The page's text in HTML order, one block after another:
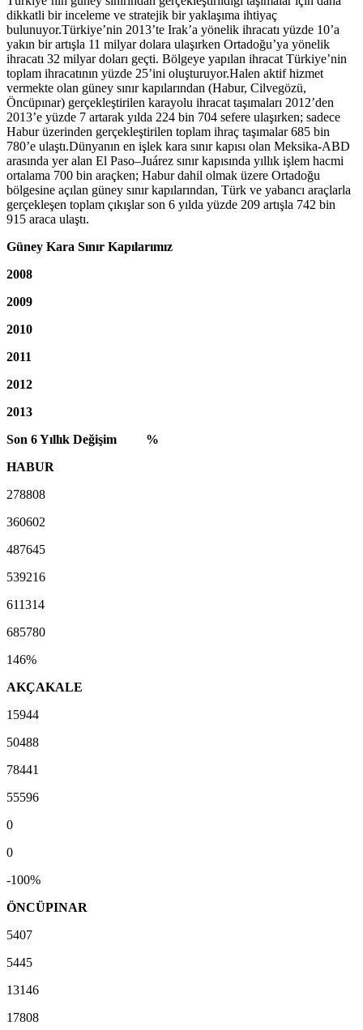
dikkatli bir inceleme ve stratejik bir yaklaşıma ihtiyaç
bulunuyor.Türkiye’nin 2013’te Irak’a yönelik ihracatı yüzde 10’a
yakın bir artışla 11 milyar dolara ulaşırken Ortadoğu’ya yönelik
ihracatı 32 milyar doları geçti. Bölgeye yapılan ihracat Türkiye’nin
toplam ihracatının yüzde 25’ini oluşturuyor.Halen aktif hizmet
vermekte olan güney sınır kapılarından (Habur, Cilvegözü,
Öncüpınar) gerçekleştirilen karayolu ihracat taşımaları 2012’den
2013’e yüzde 7 artarak yılda 224 bin 704 sefere ulaşırken; sadece
Habur üzerinden gerçekleştirilen toplam ihraç taşımalar 685 bin
780’e ulaştı.Dünyanın en işlek kara sınır kapısı olan Meksika-ABD
arasında yer alan El Paso–Juárez sınır kapısında yıllık işlem hacmi
ortalama 700 bin araçken; Habur dahil olmak üzere Ortadoğu
bölgesine açılan güney sınır kapılarından, Türk ve yabancı araçlarla
gerçekleşen toplam çıkışlar son 6 yılda yüzde 209 artışla 742 bin
915 araca ulaştı.
Güney Kara Sınır Kapılarımız
2008
2009
2010
2011
2012
2013
Son 6 Yıllık Değişim %
HABUR
278808
360602
487645
539216
611314
685780
146%
AKÇAKALE
15944
50488
78441
55596
0
0
-100%
ÖNCÜPINAR
5407
5445
13146
17808